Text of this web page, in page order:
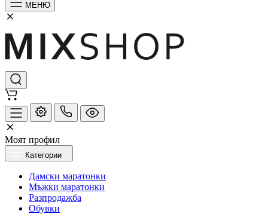
МЕНЮ
Моят профил
Категории
Дамски маратонки
Мъжки маратонки
Разпродажба
Обувки